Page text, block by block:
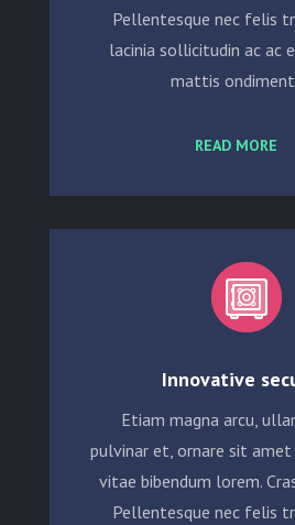
Pellentesque nec felis
lacinia sollicitudin ac ac
mattis
READ MORE
Innovative
Etiam magna arcu,
pulvinar et, ornare sit amet
vitae bibendum lorem.
Pellentesque nec felis